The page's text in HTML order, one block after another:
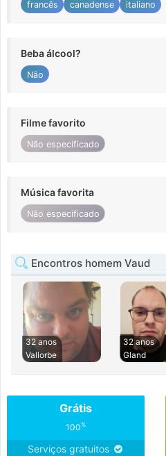
francês canadense italiano
Beba álcool?
Não
Filme favorito
Não especificado
Música favorita
Não especificado
Encontros homem Vaud
32 anos
Vallorbe
32 anos
Gland
Grátis
100%
Serviços gratuitos